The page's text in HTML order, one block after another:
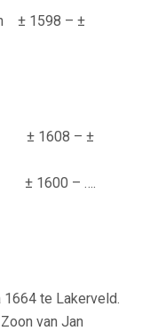
± 1598 – ±
± 1608 – ±
± 1600 – ….
1664 te Lakerveld.
van Jan